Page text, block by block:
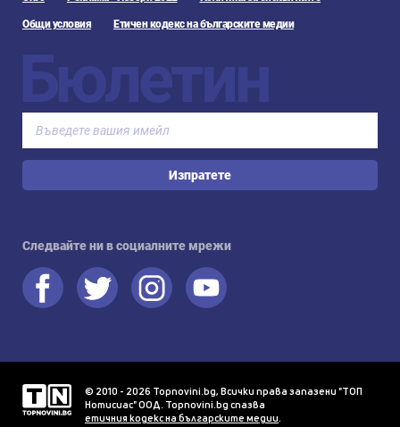
Общи условия Етичен кодекс на българските медии
Бюлетин
Изпратете
Следвайте ни в социалните мрежи
© 2010 - 2026 Topnovini.bg, Всички права запазени "ТОП
Нотисиас" ООД. Topnovini.bg спазва
етичния кодекс на българските медии